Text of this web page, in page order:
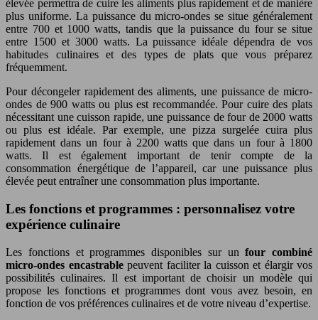
élevée permettra de cuire les aliments plus rapidement et de manière
plus uniforme. La puissance du micro-ondes se situe généralement
entre 700 et 1000 watts, tandis que la puissance du four se situe
entre 1500 et 3000 watts. La puissance idéale dépendra de vos
habitudes culinaires et des types de plats que vous préparez
fréquemment.
Pour décongeler rapidement des aliments, une puissance de micro-
ondes de 900 watts ou plus est recommandée. Pour cuire des plats
nécessitant une cuisson rapide, une puissance de four de 2000 watts
ou plus est idéale. Par exemple, une pizza surgelée cuira plus
rapidement dans un four à 2200 watts que dans un four à 1800
watts. Il est également important de tenir compte de la
consommation énergétique de l’appareil, car une puissance plus
élevée peut entraîner une consommation plus importante.
Les fonctions et programmes : personnalisez votre
expérience culinaire
Les fonctions et programmes disponibles sur unfour combiné
micro-ondes encastrable peuvent faciliter la cuisson et élargir vos
possibilités culinaires. Il est important de choisir un modèle qui
propose les fonctions et programmes dont vous avez besoin, en
fonction de vos préférences culinaires et de votre niveau d’expertise.